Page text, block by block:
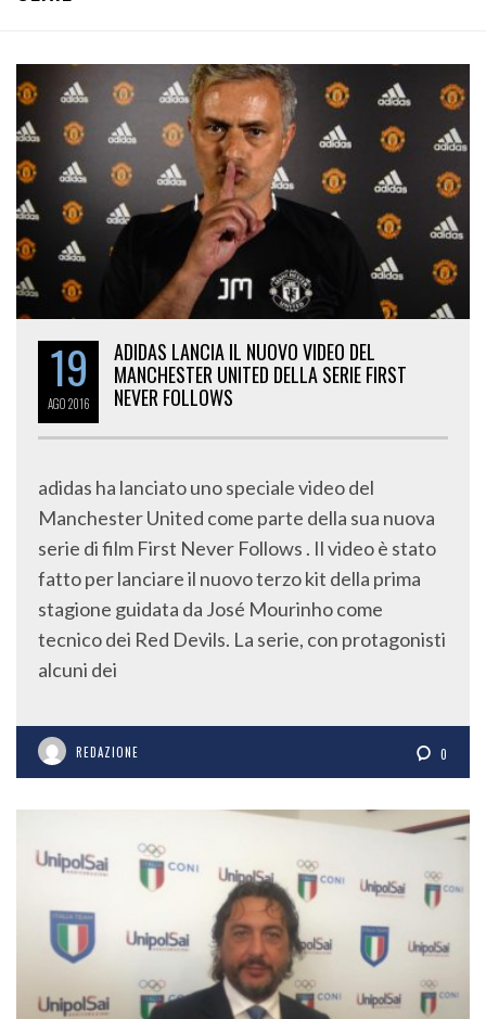
19
AGO2016
ADIDAS LANCIA IL NUOVO VIDEO DEL
MANCHESTER UNITED DELLA SERIE FIRST
NEVER FOLLOWS
adidas ha lanciato uno speciale video del
Manchester United come parte della sua nuova
serie di film First Never Follows . Il video è stato
fatto per lanciare il nuovo terzo kit della prima
stagione guidata da José Mourinho come
tecnico dei Red Devils. La serie, con protagonisti
alcuni dei
REDAZIONE 0